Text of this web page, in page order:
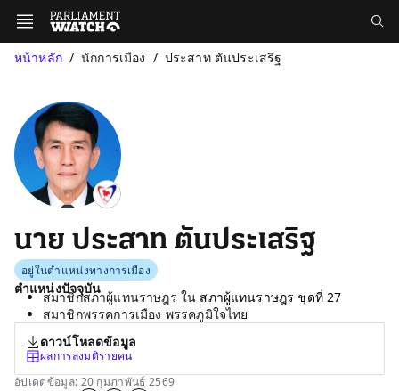
หน้าหลัก นักการเมือง ประสาท ตันประเสริฐ
นาย ประสาท ตันประเสริฐ
อยู่ในตำแหน่งทางการเมือง
ตำแหน่งปัจจุบัน
สมาชิกสภาผู้แทนราษฎร ใน สภาผู้แทนราษฎร ชุดที่ 27
สมาชิกพรรคการเมือง พรรคภูมิใจไทย
ดาวน์โหลดข้อมูล
ผลการลงมติรายคน
อัปเดตข้อมูล: 20 กุมภาพันธ์ 2569